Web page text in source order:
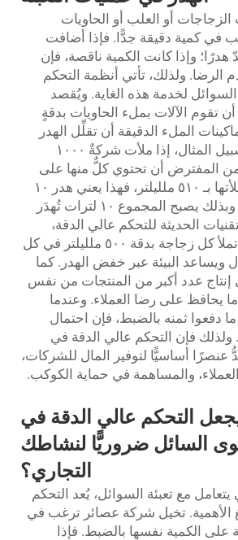
الزجاجات أو العلب أو الحاويات
في كمية دقيقة جدًّا. فإذا أضافت
هدرًا؛ وإذا كانت الكمية ناقصة، فإن
الرضا. ولذلك، تأتي أنظمة التحكم
لخدمة هذه الغاية. ويُقصد
تقوم الآلات بملء الحاويات بدقةٍ
الملء الدقيقة أن تقلِّل الهدر
بشكل كبير. فعلى سبيل المثال، إذا ملأت شركةٌ ١٠٠٠
من المفترض أن تحتوي كلٌّ منها على
٥٠٠ ملليلتر، لكنها ملأتها بـ ٥١٠ ملليلتر، فهذا يعني هدر ١٠
ملليلتر لكل زجاجة. وبذلك يصبح المجموع ١٠ لترات تُهدَر
الحديثة للتحكم عالي الدقة،
يمكن للشركات أن تملأ كل زجاجة بدقة ٥٠٠ ملليلتر في كل
ويساعد البيئة عبر خفض الهدر. كما
إنتاج عدد أكبر من المنتجات من نفس
يحافظ على رضا العملاء. وعندما
دفعوا ثمنه بالضبط، فإن احتمال
فإن التحكم عالي الدقة في
أساسيًّا لتوفير المال للشركات،
والمساهمة في حماية الكوكب.
التحكم عالي الدقة في
السائل ضروريًّا لنشاطك
التجاري؟
مع تعبئة السوائل، يُعد التحكم
الأهمية. تخيل شركة عصائر ترغب في
الكمية نفسها بالضبط. فإذا